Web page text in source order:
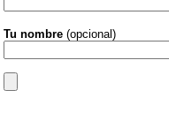
Tu nombre (opcional)